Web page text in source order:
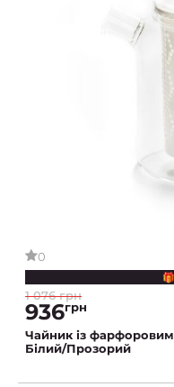
0
1 076 грн
936грн
Чайник із
Білий/Прозорий